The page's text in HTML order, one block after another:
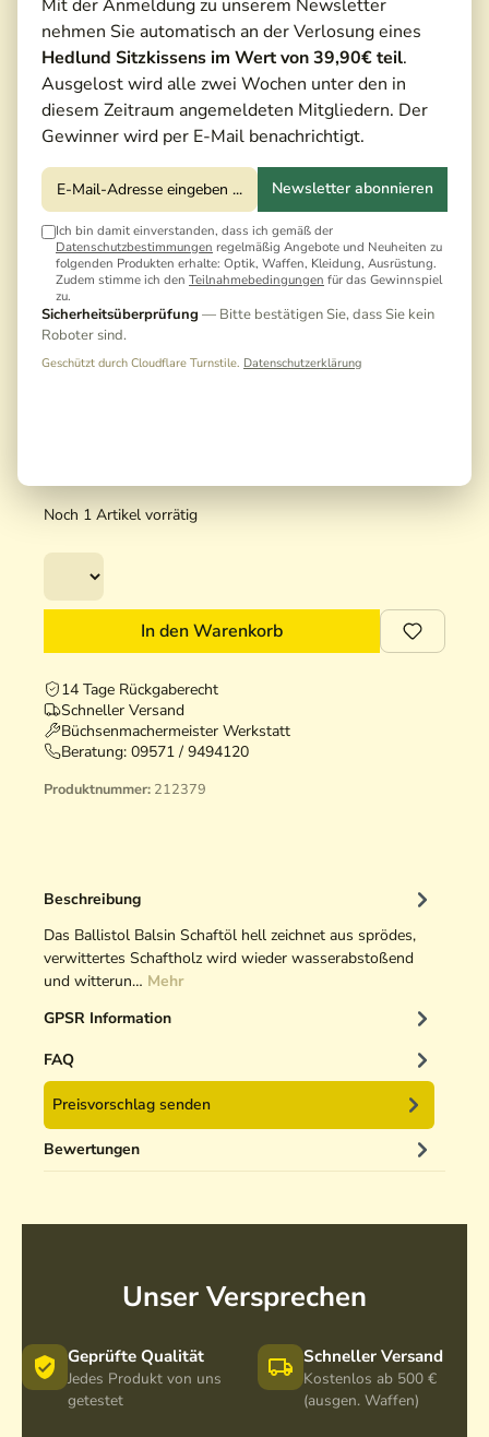
Mit der Anmeldung zu unserem Newsletter
nehmen Sie automatisch an der Verlosung eines
Hedlund Sitzkissens im Wert von 39,90€ teil.
Ausgelost wird alle zwei Wochen unter den in
diesem Zeitraum angemeldeten Mitgliedern. Der
Gewinner wird per E-Mail benachrichtigt.
Newsletter abonnieren
Ich bin damit einverstanden, dass ich gemäß der
Datenschutzbestimmungen regelmäßig Angebote und Neuheiten zu
folgenden Produkten erhalte: Optik, Waffen, Kleidung, Ausrüstung.
Zudem stimme ich den Teilnahmebedingungen für das Gewinnspiel
zu.
Sicherheitsüberprüfung — Bitte bestätigen Sie, dass Sie kein
Roboter sind.
Geschützt durch Cloudflare Turnstile. Datenschutzerklärung
5,90 €* 6,20 €* (4,84% gespart)
Inhalt: 0.05 Liter (118,00 €* / 1 Liter)
Noch 1 Artikel vorrätig
In den Warenkorb
14 Tage Rückgaberecht
Schneller Versand
Büchsenmachermeister Werkstatt
Beratung: 09571 / 9494120
Produktnummer: 212379
Beschreibung
Das Ballistol Balsin Schaftöl hell zeichnet aus sprödes,
verwittertes Schaftholz wird wieder wasserabstoßend
und witterun… Mehr
GPSR Information
FAQ
Preisvorschlag senden
Bewertungen
Unser Versprechen
Geprüfte Qualität
Jedes Produkt von uns
getestet
Schneller Versand
Kostenlos ab 500 €
(ausgen. Waffen)